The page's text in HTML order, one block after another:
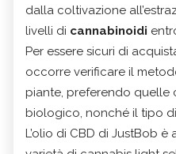
dalla coltivazione
livelli di cannabinoidi
Per essere sicuri di
occorre verificare il
piante, preferendo quelle
biologico, nonché il tipo
L’olio di CBD di JustBob